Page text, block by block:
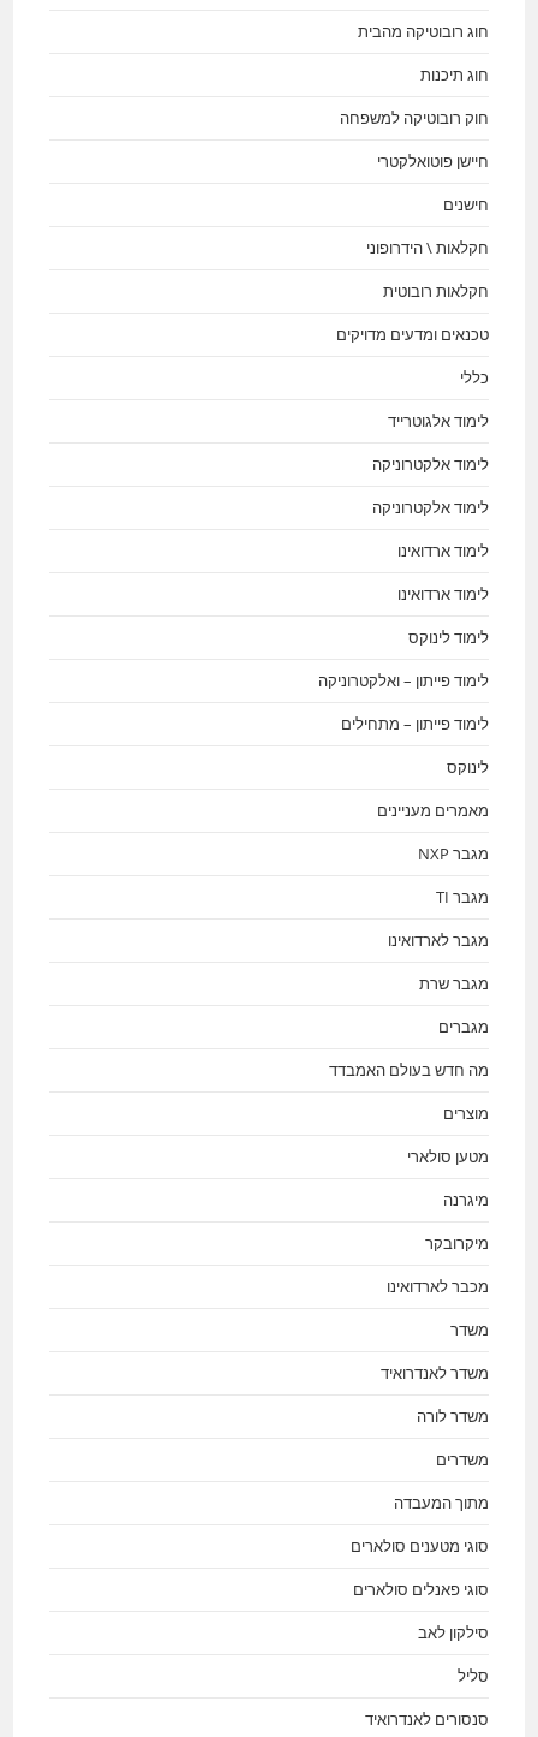
חוג רובוטיקה מהבית
חוג תיכנות
חוק רובוטיקה למשפחה
חיישן פוטואלקטרי
חישנים
חקלאות \ הידרופוני
חקלאות רובוטית
טכנאים ומדעים מדויקים
כללי
לימוד אלגוטרייד
לימוד אלקטרוניקה
לימוד אלקטרוניקה
לימוד ארדואינו
לימוד ארדואינו
לימוד לינוקס
לימוד פייתון – ואלקטרוניקה
לימוד פייתון – מתחילים
לינוקס
מאמרים מעניינים
מגבר NXP
מגבר TI
מגבר לארדואינו
מגבר שרת
מגברים
מה חדש בעולם האמבדד
מוצרים
מטען סולארי
מיגרנה
מיקרובקר
מכבר לארדואינו
משדר
משדר לאנדרואיד
משדר לורה
משדרים
מתוך המעבדה
סוגי מטענים סולארים
סוגי פאנלים סולארים
סילקון לאב
סליל
סנסורים לאנדרואיד